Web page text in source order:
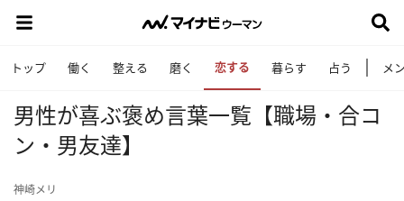
トップ 働く 整える 磨く 恋する 暮らす 占う メ
男性が喜ぶ褒め言葉一覧【職場・合コ
ン・男友達】
神崎メリ